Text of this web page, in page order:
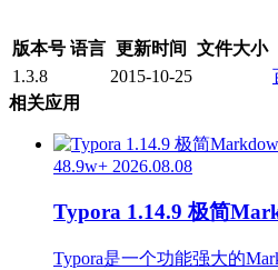
版本号 语言 更新时间 文件大小
1.3.8
2015-10-25
相关应用
48.9w+ 2026.08.08
Typora 1.14.9 极简
Typora是一个功能强大的